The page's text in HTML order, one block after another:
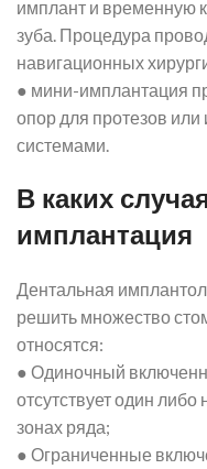
имплант и временную
зуба. Процедура
навигационных
● мини-имплантация
опор для протезов или
системами.
В каких
имплантация
Дентальная
решить множество
относятся:
● Одиночный
отсутствует один либо
зонах ряда;
● Ограниченные